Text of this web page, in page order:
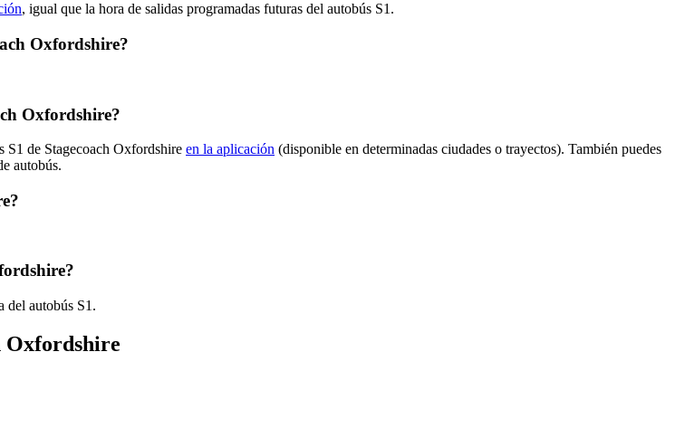
, igual que la hora de salidas programadas futuras del autobús S1.
Oxfordshire?
Oxfordshire?
S1 de Stagecoach Oxfordshire en la aplicación (disponible en determinadas ciudades o trayectos). También puedes
autobús.
del autobús S1.
Oxfordshire